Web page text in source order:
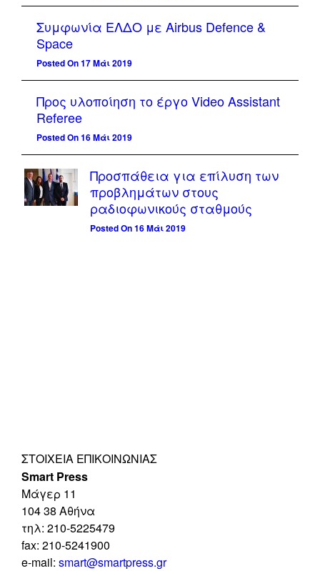
Συμφωνία ΕΛΔΟ με Airbus Defence &
Space
Posted On 17 Μάι 2019
Προς υλοποίηση το έργο Video Assistant
Referee
Posted On 16 Μάι 2019
Προσπάθεια για επίλυση των
προβλημάτων στους
ραδιοφωνικούς σταθμούς
Posted On 16 Μάι 2019
ΣΤΟΙΧΕΊΑ ΕΠΙΚΟΙΝΩΝΊΑΣ
Smart Press
Mάγερ 11
104 38 Αθήνα
τηλ: 210-5225479
fax: 210-5241900
e-mail: smart@smartpress.gr